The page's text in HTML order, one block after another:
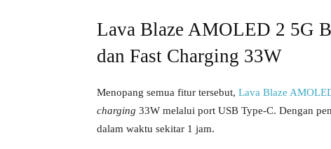
Lava Blaze AMOLED 2 5G
dan Fast Charging 33W
Menopang semua fitur tersebut, Lava Blaze
charging 33W melalui port USB Type-C. Dengan
dalam waktu sekitar 1 jam.